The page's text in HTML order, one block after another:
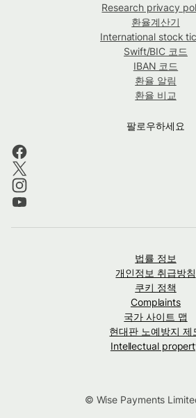
Research privacy
환율계산기
International stock
Swift/BIC 코드
IBAN 코드
환율 알림
환율 비교
팔로우하세요
법률 정보
개인정보 취급방침
쿠키 정책
Complaints
국가 사이트 맵
현대판 노예방지 제
Intellectual
© Wise Payments